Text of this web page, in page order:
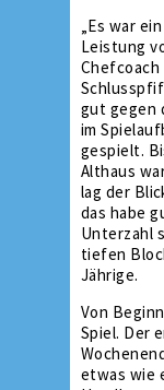
„Es war
Leistung
Chefcoach
gut gegen
im
gespielt.
Althaus
lag der
das habe
Unterzahl
tiefen
Jährige.
Von
Spiel. Der
etwas wie